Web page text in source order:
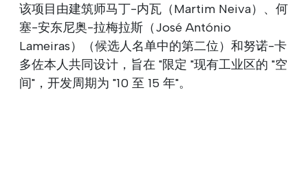
该项目由建筑师马丁-内瓦（Martim Neiva）、何
塞-安东尼奥-拉梅拉斯（José António
Lameiras）（候选人名单中的第二位）和努诺-卡
多佐本人共同设计，旨在 "限定 "现有工业区的 "空
间"，开发周期为 "10 至 15 年"。